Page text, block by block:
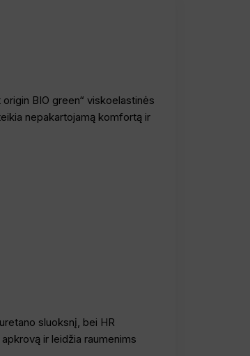
BIO green“ viskoelastinės
nepakartojamą komfortą ir
sluoksnį, bei HR
ir leidžia raumenims